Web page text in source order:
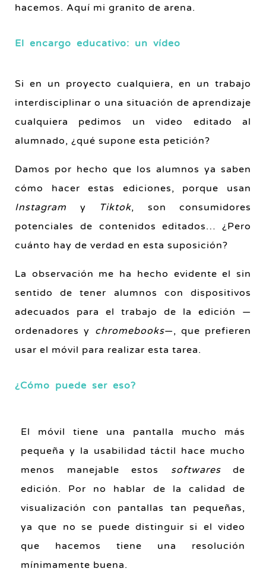
hacemos. Aquí mi granito de arena.
El encargo educativo: un vídeo
Si en un proyecto cualquiera, en un trabajo
interdisciplinar o una situación de aprendizaje
cualquiera pedimos un video editado al
alumnado, ¿qué supone esta petición?
Damos por hecho que los alumnos ya saben
cómo hacer estas ediciones, porque usan
Instagram y Tiktok, son consumidores
potenciales de contenidos editados… ¿Pero
cuánto hay de verdad en esta suposición?
La observación me ha hecho evidente el sin
sentido de tener alumnos con dispositivos
adecuados para el trabajo de la edición —
ordenadores y chromebooks—, que prefieren
usar el móvil para realizar esta tarea.
¿Cómo puede ser eso?
El móvil tiene una pantalla mucho más
pequeña y la usabilidad táctil hace mucho
menos manejable estos softwaresde
edición. Por no hablar de la calidad de
visualización con pantallas tan pequeñas,
ya que no se puede distinguir si el video
que hacemos tiene una resolución
mínimamente buena.